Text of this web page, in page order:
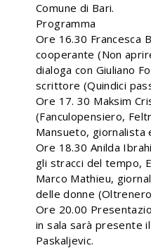
Comune di Bari.
Programma
Ore 16.30 Francesca
cooperante (Non
dialoga con Giuliano
scrittore (Quindici
Ore 17. 30 Maksim
(Fanculopensiero,
Mansueto, giornalista
Ore 18.30 Anilda
gli stracci del tempo,
Marco Mathieu,
delle donne
Ore 20.00
in sala sarà presente
Paskaljevic.